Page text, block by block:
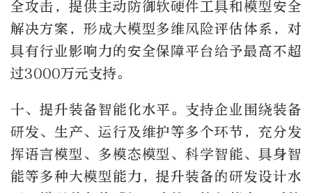
全攻击，提供主动防御软硬件工具和模型安全
解决方案，形成大模型多维风险评估体系，对
具有行业影响力的安全保障平台给予最高不超
过3000万元支持。
十、提升装备智能化水平。支持企业围绕装备
研发、生产、运行及维护等多个环节，充分发
挥语言模型、多模态模型、科学智能、具身智
能等多种大模型能力，提升装备的研发设计水